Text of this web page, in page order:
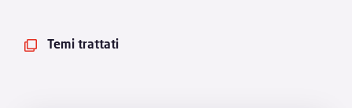
 Temi trattati